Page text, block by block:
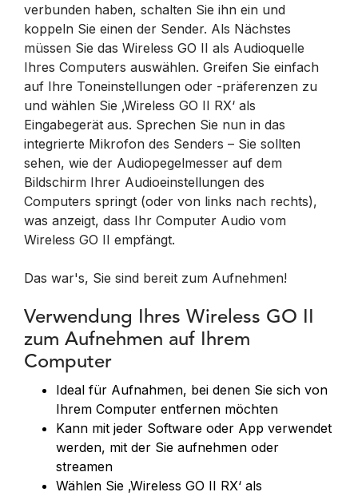
verbunden haben, schalten Sie ihn ein und
koppeln Sie einen der Sender. Als Nächstes
müssen Sie das Wireless GO II als Audioquelle
Ihres Computers auswählen. Greifen Sie einfach
auf Ihre Toneinstellungen oder -präferenzen zu
und wählen Sie ‚Wireless GO II RX‘ als
Eingabegerät aus. Sprechen Sie nun in das
integrierte Mikrofon des Senders – Sie sollten
sehen, wie der Audiopegelmesser auf dem
Bildschirm Ihrer Audioeinstellungen des
Computers springt (oder von links nach rechts),
was anzeigt, dass Ihr Computer Audio vom
Wireless GO II empfängt.
Das war's, Sie sind bereit zum Aufnehmen!
Verwendung Ihres Wireless GO II
zum Aufnehmen auf Ihrem
Computer
Ideal für Aufnahmen, bei denen Sie sich von
Ihrem Computer entfernen möchten
Kann mit jeder Software oder App verwendet
werden, mit der Sie aufnehmen oder
streamen
Wählen Sie ‚Wireless GO II RX‘ als